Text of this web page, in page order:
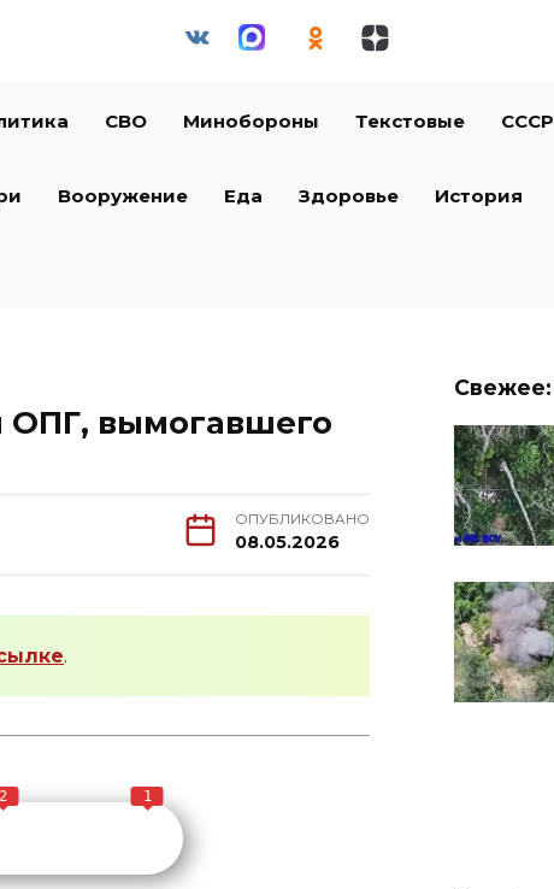
СВО Минобороны Текстовые СССР
Вооружение Еда Здоровье История
ОПГ, вымогавшего
ОПУБЛИКОВАНО
08.05.2026
.
2 1
Свежее: